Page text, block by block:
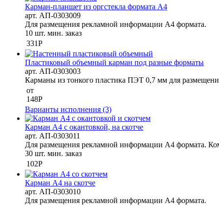
Карман-планшет из оргстекла формата А4
арт. АП-0303009
Для размещения рекламной информации А4 формата.
10 шт. мин. заказ
331Р
Пластиковый объемный карман под разные форматы
арт. АП-0303003
Карманы из тонкого пластика ПЭТ 0,7 мм для
от
148Р
Варианты исполнения (3)
Карман А4 с окантовкой, на скотче
арт. АП-0303011
Для размещения рекламной информации А4 формата.
30 шт. мин. заказ
102Р
Карман А4 на скотче
арт. АП-0303010
Для размещения рекламной информации А4 формата.